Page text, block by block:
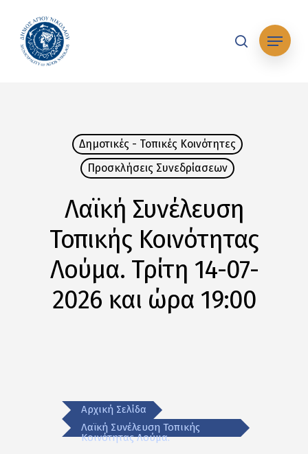
main
content
searchΜενού
Δημοτικές - Τοπικές Κοινότητες
Προσκλήσεις Συνεδρίασεων
Λαϊκή Συνέλευση
Τοπικής Κοινότητας
Λούμα. Τρίτη 14-07-
2026 και ώρα 19:00
Αρχική Σελίδα
Λαϊκή Συνέλευση Τοπικής
Κοινότητας Λούμα.